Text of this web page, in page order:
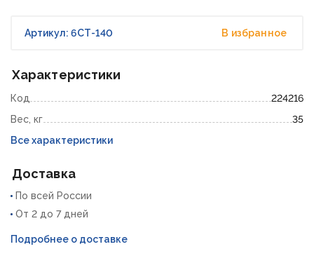
Артикул: 6СТ-140 В избранное
Характеристики
Код
224216
Вес, кг
35
Все характеристики
Доставка
По всей России
От 2 до 7 дней
Подробнее о доставке